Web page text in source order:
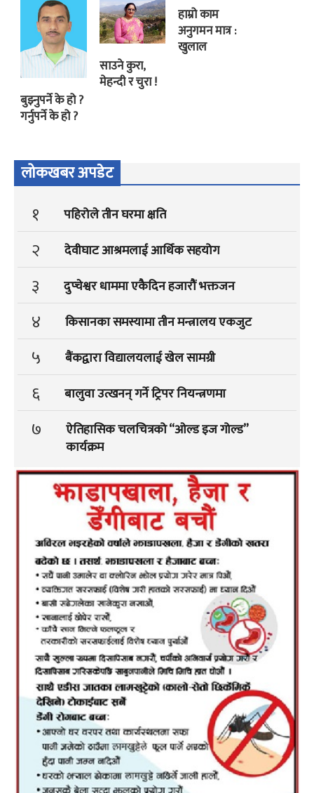
बुझ्नुपर्ने के हो ?
गर्नुपर्ने के हो ?
साउने कुरा,
मेहन्दी र चुरा !
हाम्रो काम
अनुगमन मात्र :
खुलाल
लोकखबर अपडेट
१ पहिरोले तीन घरमा क्षति
२ देवीघाट आश्रमलाई आर्थिक सहयोग
३ दुप्चेश्वर धाममा एकैदिन हजारौं भक्तजन
४ किसानका समस्यामा तीन मन्त्रालय एकजुट
५ बैंकद्वारा विद्यालयलाई खेल सामग्री
६ बालुवा उत्खनन् गर्ने ट्रिपर नियन्त्रणमा
७
ऐतिहासिक चलचित्रको “ओल्ड इज गोल्ड”
कार्यक्रम